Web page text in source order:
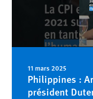
11 mars 2025
Philippines :
président